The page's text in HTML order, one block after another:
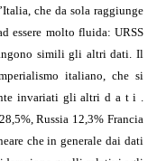
che da sola raggiunge
essere molto fluida: URSS
simili gli altri dati. Il
italiano, che si
invariati gli altri d a t i .
Russia 12,3% Francia
che in generale dai dati